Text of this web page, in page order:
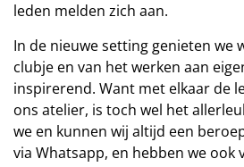
leden melden zich aan.
In de nieuwe setting genieten we
clubje en van het werken aan
inspirerend. Want met elkaar de
ons atelier, is toch wel het
we en kunnen wij altijd een
via Whatsapp, en hebben we ook